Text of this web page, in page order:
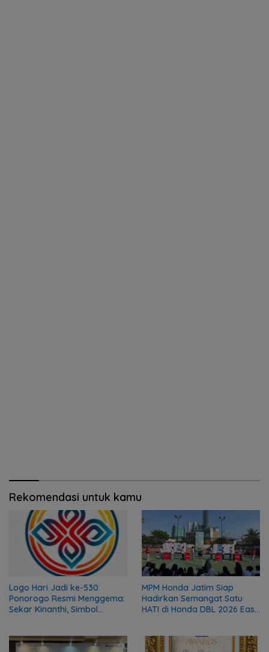
Rekomendasi untuk kamu
Logo Hari Jadi ke-530
Ponorogo Resmi Menggema:
Sekar Kinanthi, Simbol
MPM Honda Jatim Siap
Hadirkan Semangat Satu
HATI di Honda DBL 2026 East